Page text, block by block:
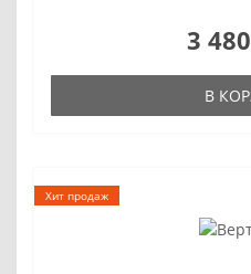
3
В
Хит продаж